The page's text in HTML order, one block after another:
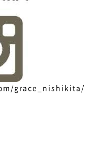
grace_nishikita/